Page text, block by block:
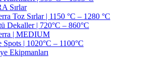
Sırlar
Toz Sırlar | 1150 °C – 1280 °C
Dekaller | 720°C – 860°C
| MEDIUM
Spots | 1020°C – 1100°C
Ekipmanları